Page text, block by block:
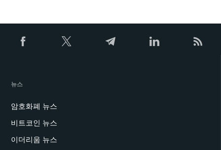
뉴스
암호화폐 뉴스
비트코인 뉴스
이더리움 뉴스